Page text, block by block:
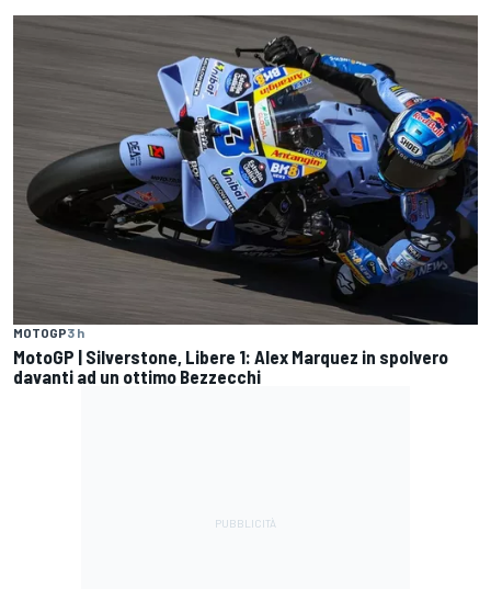
MOTOGP3 h
MotoGP | Silverstone, Libere 1: Alex Marquez in spolvero
davanti ad un ottimo Bezzecchi